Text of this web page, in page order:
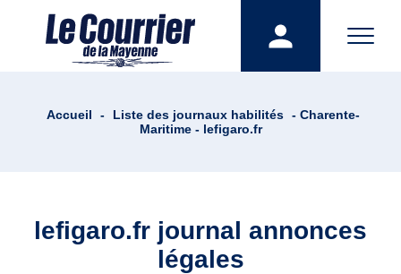
Accueil - Liste des journaux habilités - Charente-
Maritime - lefigaro.fr
lefigaro.fr journal annonces
légales